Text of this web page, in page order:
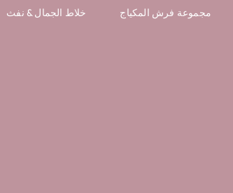
مجموعة فرش المكياج خلاط الجمال & نفث